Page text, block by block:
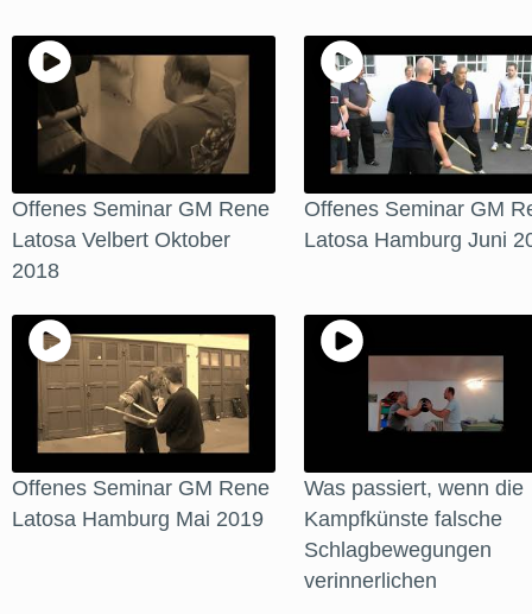
Offenes Seminar GM Rene
Latosa Velbert Oktober
2018
Offenes Seminar GM
Latosa Hamburg Juni
Offenes Seminar GM Rene
Latosa Hamburg Mai 2019
Was passiert, wenn die
Kampfkünste falsche
Schlagbewegungen
verinnerlichen